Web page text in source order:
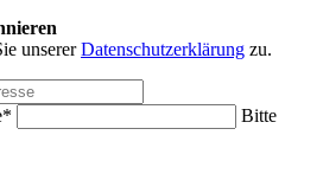
unsererDatenschutzerklärung zu.
*
Bitte